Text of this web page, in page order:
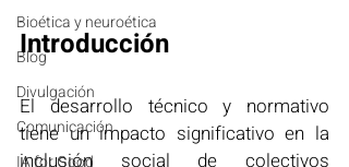
Bioética y neuroética
Blog
Divulgación
Comunicación
IA for Good
Introducción
El desarrollo técnico y normativo
tiene un impacto significativo en la
inclusión social de colectivos